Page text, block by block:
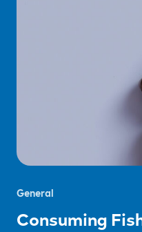
General
Consuming